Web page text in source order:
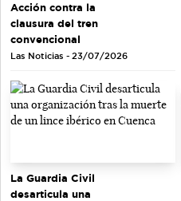
Acción contra la
clausura del tren
convencional
Las Noticias - 23/07/2026
La Guardia Civil
desarticula una